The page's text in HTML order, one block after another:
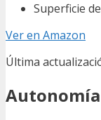
Superficie
Ver en Amazon
Última